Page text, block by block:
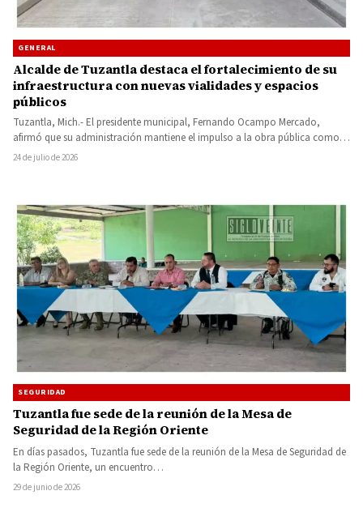
GENERAL
Alcalde de Tuzantla destaca el fortalecimiento de su
infraestructura con nuevas vialidades y espacios
públicos
Tuzantla, Mich.- El presidente municipal, Fernando Ocampo Mercado,
afirmó que su administración mantiene el impulso a la obra pública como…
24 de julio de 2026
SEGURIDAD
Tuzantla fue sede de la reunión de la Mesa de
Seguridad de la Región Oriente
En días pasados, Tuzantla fue sede de la reunión de la Mesa de Seguridad de
la Región Oriente, un encuentro…
29 de junio de 2026